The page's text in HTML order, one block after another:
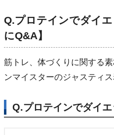
Q.プロテインでダイ
にQ&A】
筋トレ、体づくりに関する
ンマイスターのジャスティ
Q.プロテインでダイ